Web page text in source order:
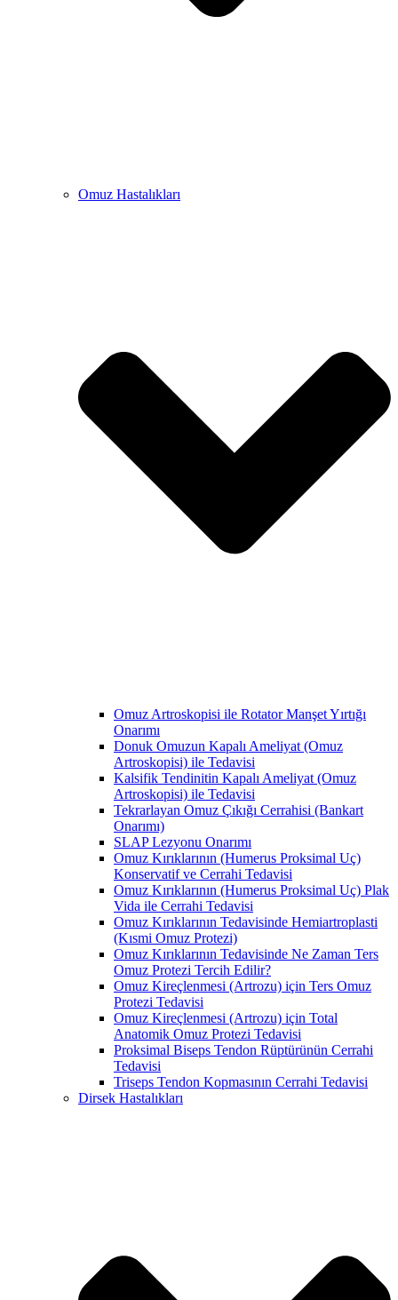
Omuz Hastalıkları
Omuz Artroskopisi ile Rotator Manşet Yırtığı
Onarımı
Donuk Omuzun Kapalı Ameliyat (Omuz
Artroskopisi) ile Tedavisi
Kalsifik Tendinitin Kapalı Ameliyat (Omuz
Artroskopisi) ile Tedavisi
Tekrarlayan Omuz Çıkığı Cerrahisi (Bankart
Onarımı)
SLAP Lezyonu Onarımı
Omuz Kırıklarının (Humerus Proksimal Uç)
Konservatif ve Cerrahi Tedavisi
Omuz Kırıklarının (Humerus Proksimal Uç) Plak
Vida ile Cerrahi Tedavisi
Omuz Kırıklarının Tedavisinde Hemiartroplasti
(Kısmi Omuz Protezi)
Omuz Kırıklarının Tedavisinde Ne Zaman Ters
Omuz Protezi Tercih Edilir?
Omuz Kireçlenmesi (Artrozu) için Ters Omuz
Protezi Tedavisi
Omuz Kireçlenmesi (Artrozu) için Total
Anatomik Omuz Protezi Tedavisi
Proksimal Biseps Tendon Rüptürünün Cerrahi
Tedavisi
Triseps Tendon Kopmasının Cerrahi Tedavisi
Dirsek Hastalıkları